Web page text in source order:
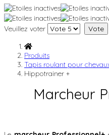
Veuillez voter
Produits
Tapis roulant pour
Hippotrainer +
Marcheur